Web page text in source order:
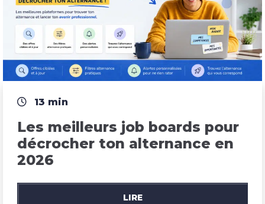
13 min
Les meilleurs job boards pour
décrocher ton alternance en
2026
LIRE